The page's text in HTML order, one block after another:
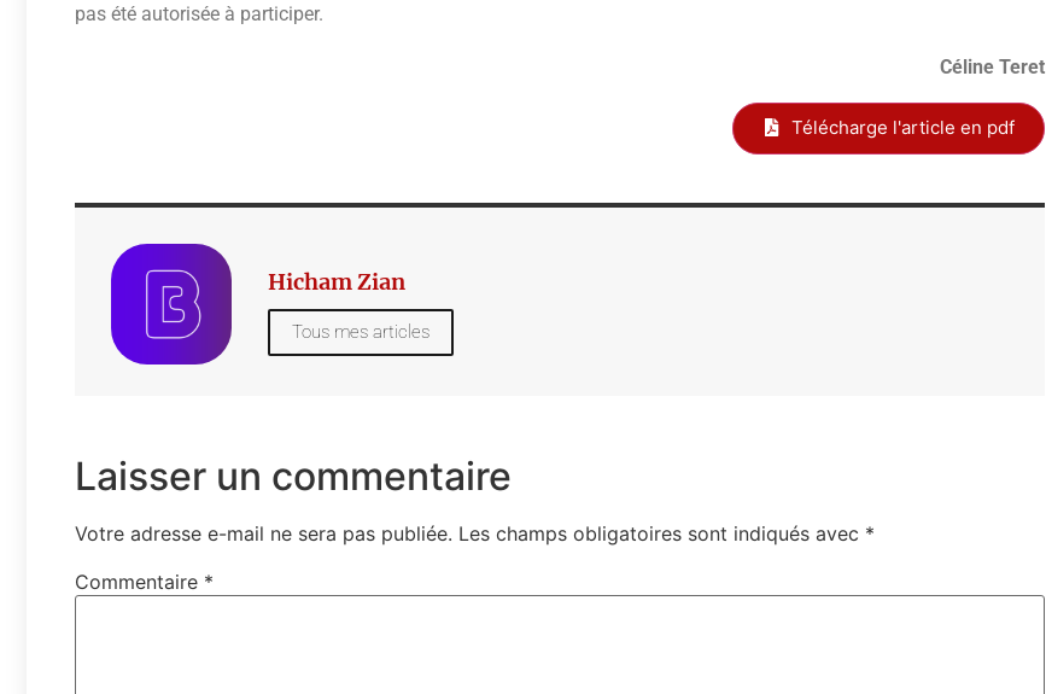
pas été autorisée à participer.
Céline Teret
Télécharge l'article en pdf
Hicham Zian
Tous mes articles
Laisser un commentaire
Votre adresse e-mail ne sera pas publiée. Les champs obligatoires sont indiqués avec *
Commentaire *